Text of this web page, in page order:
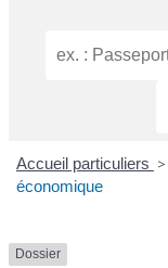
Accueil particuliers >
économique
Dossier